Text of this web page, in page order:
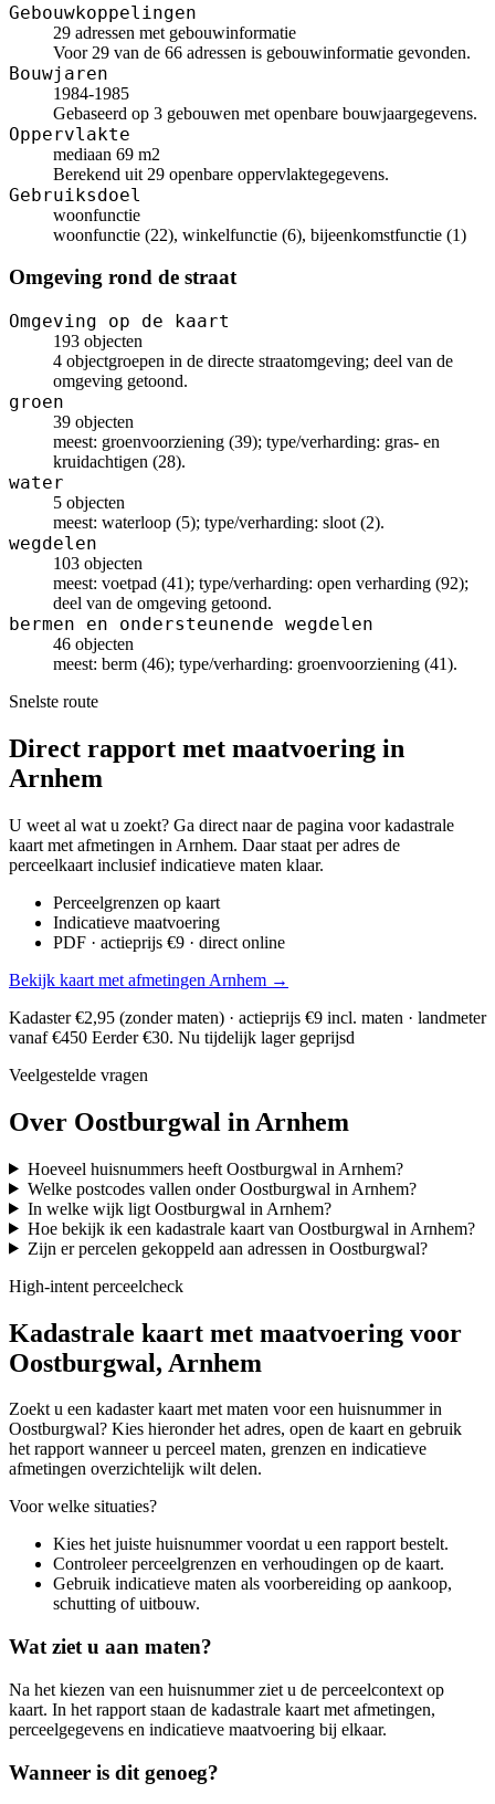
Gebouwkoppelingen
29 adressen met gebouwinformatie
Voor 29 van de 66 adressen is gebouwinformatie gevonden.
Bouwjaren
1984-1985
Gebaseerd op 3 gebouwen met openbare bouwjaargegevens.
Oppervlakte
mediaan 69 m2
Berekend uit 29 openbare oppervlaktegegevens.
Gebruiksdoel
woonfunctie
woonfunctie (22), winkelfunctie (6), bijeenkomstfunctie (1)
Omgeving rond de straat
Omgeving op de kaart
193 objecten
4 objectgroepen in de directe straatomgeving; deel van de
omgeving getoond.
groen
39 objecten
meest: groenvoorziening (39); type/verharding: gras- en
kruidachtigen (28).
water
5 objecten
meest: waterloop (5); type/verharding: sloot (2).
wegdelen
103 objecten
meest: voetpad (41); type/verharding: open verharding (92);
deel van de omgeving getoond.
bermen en ondersteunende wegdelen
46 objecten
meest: berm (46); type/verharding: groenvoorziening (41).
Snelste route
Direct rapport met maatvoering in
Arnhem
U weet al wat u zoekt? Ga direct naar de pagina voor kadastrale
kaart met afmetingen in Arnhem. Daar staat per adres de
perceelkaart inclusief indicatieve maten klaar.
Perceelgrenzen op kaart
Indicatieve maatvoering
PDF · actieprijs €9 · direct online
Bekijk kaart met afmetingen Arnhem →
Kadaster €2,95 (zonder maten) · actieprijs €9 incl. maten · landmeter
vanaf €450 Eerder €30. Nu tijdelijk lager geprijsd
Veelgestelde vragen
Over Oostburgwal in Arnhem
Hoeveel huisnummers heeft Oostburgwal in Arnhem?
Welke postcodes vallen onder Oostburgwal in Arnhem?
In welke wijk ligt Oostburgwal in Arnhem?
Hoe bekijk ik een kadastrale kaart van Oostburgwal in Arnhem?
Zijn er percelen gekoppeld aan adressen in Oostburgwal?
High-intent perceelcheck
Kadastrale kaart met maatvoering voor
Oostburgwal, Arnhem
Zoekt u een kadaster kaart met maten voor een huisnummer in
Oostburgwal? Kies hieronder het adres, open de kaart en gebruik
het rapport wanneer u perceel maten, grenzen en indicatieve
afmetingen overzichtelijk wilt delen.
Voor welke situaties?
Kies het juiste huisnummer voordat u een rapport bestelt.
Controleer perceelgrenzen en verhoudingen op de kaart.
Gebruik indicatieve maten als voorbereiding op aankoop,
schutting of uitbouw.
Wat ziet u aan maten?
Na het kiezen van een huisnummer ziet u de perceelcontext op
kaart. In het rapport staan de kadastrale kaart met afmetingen,
perceelgegevens en indicatieve maatvoering bij elkaar.
Wanneer is dit genoeg?